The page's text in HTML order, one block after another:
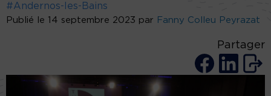
#Andernos-les-Bains
Publié le 14 septembre 2023 par Fanny Colleu Peyrazat
Partager